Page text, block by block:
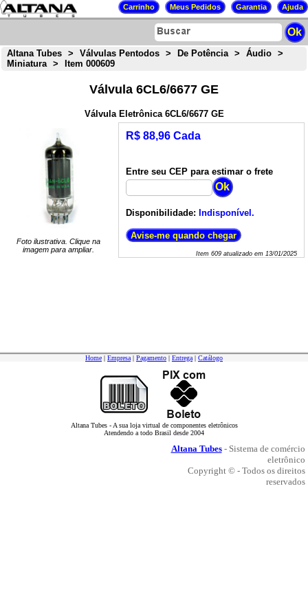
Altana Tubes > Válvulas Pentodos > De Potência > Áudio
>
Miniatura
> Item 000609
Válvula 6CL6/6677 GE
Válvula Eletrônica 6CL6/6677 GE
Foto ilustrativa. Clique na
imagem para ampliar.
R$ 88,96 Cada
Entre seu CEP para estimar o frete
Disponibilidade: Indisponível.
Item 609atualizado em 13/01/2025
Home | Empresa | Pagamento | Entrega | Catálogo
Altana Tubes - A sua loja virtual de componentes eletrônicos
Atendendo a todo Brasil desde 2004
Altana Tubes- Sistema de comércio
eletrônico
Copyright © - Todos os direitos
reservados